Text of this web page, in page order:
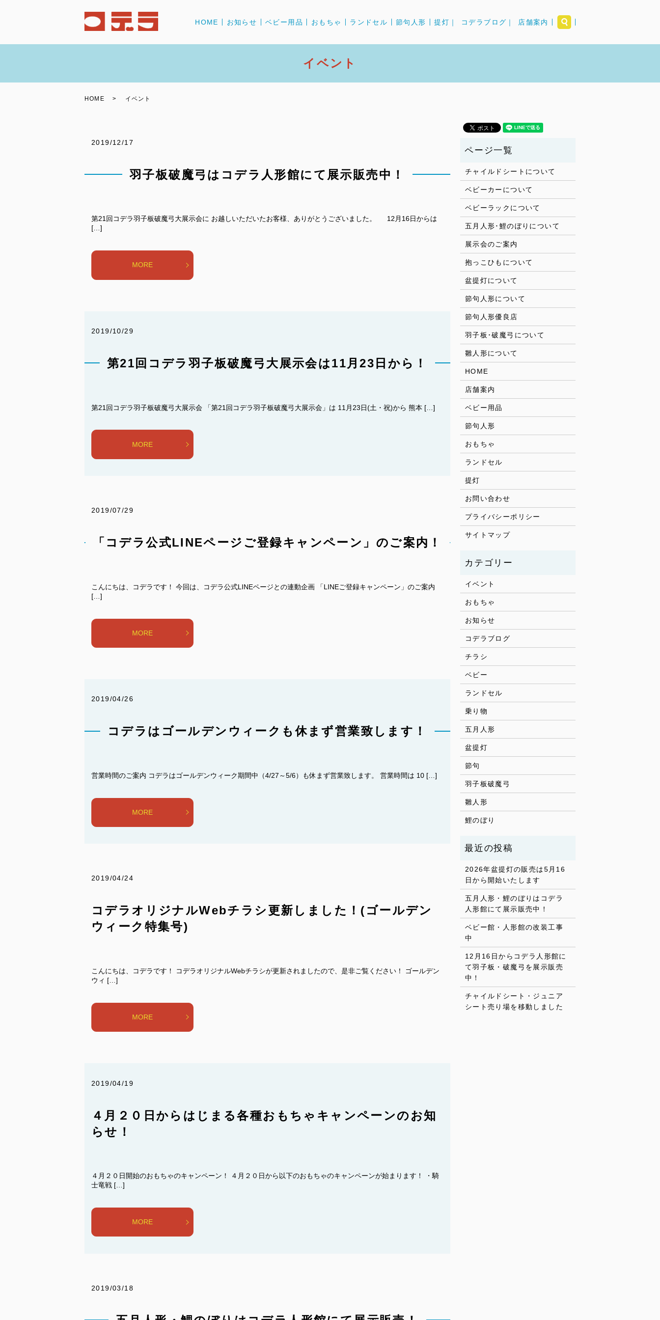
HOME お知らせ ベビー用品 おもちゃ ランドセル 節句人形 提灯｜ コデラブログ｜ 店舗案内
イベント
HOME イベント
2019/12/17
羽子板破魔弓はコデラ人形館にて展示販売中！
第21回コデラ羽子板破魔弓大展示会に お越しいただいたお客様、ありがとうございました。 12月16日からは
[…]
MORE
2019/10/29
第21回コデラ羽子板破魔弓大展示会は11月23日から！
第21回コデラ羽子板破魔弓大展示会 「第21回コデラ羽子板破魔弓大展示会」は 11月23日(土・祝)から 熊本 […]
MORE
2019/07/29
「コデラ公式LINEページご登録キャンペーン」のご案内！
こんにちは、コデラです！ 今回は、コデラ公式LINEページとの連動企画 「LINEご登録キャンペーン」のご案内
[…]
MORE
2019/04/26
コデラはゴールデンウィークも休まず営業致します！
営業時間のご案内 コデラはゴールデンウィーク期間中（4/27～5/6）も休まず営業致します。 営業時間は 10 […]
MORE
2019/04/24
コデラオリジナルWebチラシ更新しました！(ゴールデン
ウィーク特集号)
こんにちは、コデラです！ コデラオリジナルWebチラシが更新されましたので、是非ご覧ください！ ゴールデン
ウィ […]
MORE
2019/04/19
４月２０日からはじまる各種おもちゃキャンペーンのお知
らせ！
４月２０日開始のおもちゃのキャンペーン！ ４月２０日から以下のおもちゃのキャンペーンが始まります！ ・騎
士竜戦 […]
MORE
2019/03/18
チャイルドシートについて
ベビーカーについて
ベビーラックについて
五月人形･鯉のぼりについて
展示会のご案内
抱っこひもについて
盆提灯について
節句人形について
節句人形優良店
羽子板･破魔弓について
雛人形について
HOME
店舗案内
ベビー用品
節句人形
おもちゃ
ランドセル
提灯
お問い合わせ
プライバシーポリシー
サイトマップ
イベント
おもちゃ
お知らせ
コデラブログ
チラシ
ベビー
ランドセル
乗り物
五月人形
盆提灯
節句
羽子板破魔弓
雛人形
鯉のぼり
2026年盆提灯の販売は5月16
日から開始いたします
五月人形・鯉のぼりはコデラ
人形館にて展示販売中！
ベビー館・人形館の改装工事
中
12月16日からコデラ人形館に
て羽子板・破魔弓を展示販売
中！
チャイルドシート・ジュニア
シート売り場を移動しました